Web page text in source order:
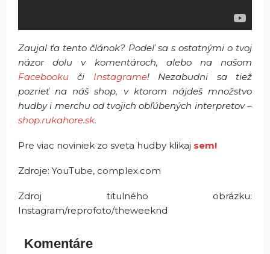
Zaujal ťa tento článok? Podeľ sa s ostatnými o tvoj
názor dolu v komentároch, alebo na našom
Facebooku či Instagrame! Nezabudni sa tiež
pozrieť na náš shop, v ktorom nájdeš množstvo
hudby i merchu od tvojich obľúbených interpretov –
shop.rukahore.sk.
Pre viac noviniek zo sveta hudby klikaj sem!
Zdroje: YouTube, complex.com
Zdroj titulného obrázku:
Instagram/reprofoto/theweeknd
Komentáre